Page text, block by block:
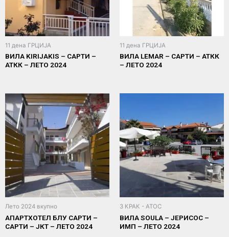
11 дена ГРЦИЈА
ВИЛА KIRIJAKIS – САРТИ –
АТКК – ЛЕТО 2024
11 дена ГРЦИЈА
ВИЛА LEMAR – САРТИ – АТКК
– ЛЕТО 2024
Лето 2024 вкупно
АПАРТХОТЕЛ БЛУ САРТИ –
САРТИ – ЈКТ – ЛЕТО 2024
3 КРАК - АТОС
ВИЛА SOULA – ЈЕРИСОС –
ИМП – ЛЕТО 2024